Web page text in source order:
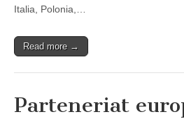
Italia, Polonia,…
Read more →
Parteneriat